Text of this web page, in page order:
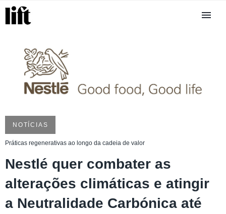
NOTÍCIAS
Práticas regenerativas ao longo da cadeia de valor
Nestlé quer combater as
alterações climáticas e atingir
a Neutralidade Carbónica até